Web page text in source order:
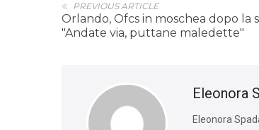
PREVIOUS ARTICLE
Orlando, Ofcs in moschea dopo la
"Andate via, puttane maledette"
Eleonora
Eleonora